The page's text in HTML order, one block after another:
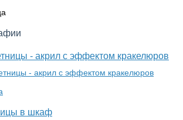
- акрил с эффектом кракелюров
в шкаф